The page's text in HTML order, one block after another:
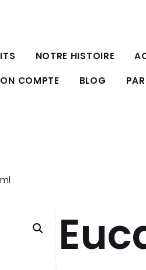
NOTRE HISTOIRE
COMPTE BLOG